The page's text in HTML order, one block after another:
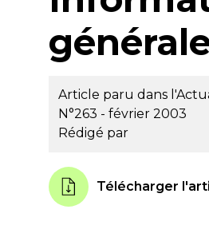
Article paru dans
N°263 - février 2003
Rédigé par
Télécharger